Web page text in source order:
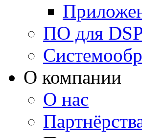
ПО для
О компании
О нас